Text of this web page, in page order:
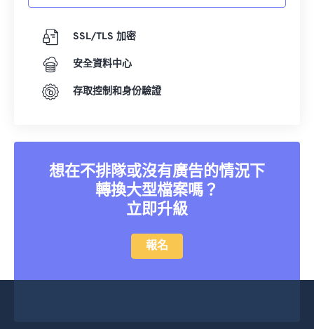
SSL/TLS 加密
安全資料中心
存取控制和身份驗證
想在不排隊或沒有廣告的情況下
轉換大型檔案嗎？
立即升級
報名